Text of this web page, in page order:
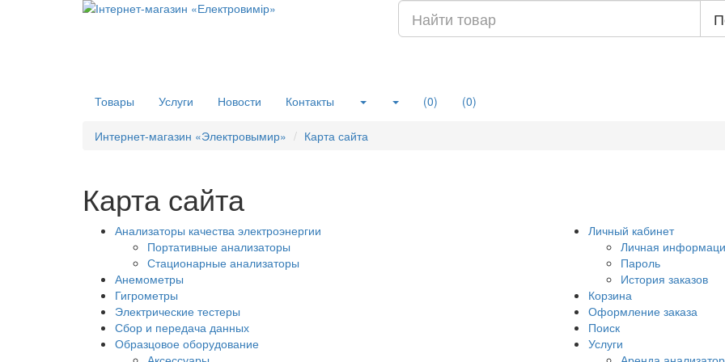
Товары Услуги Новости Контакты (0) (0)
Интернет-магазин «Электровымир» Карта сайта
Карта сайта
Анализаторы качества электроэнергии
Портативные анализаторы
Стационарные анализаторы
Анемометры
Гигрометры
Электрические тестеры
Сбор и передача данных
Образцовое оборудование
Личный кабинет
Личная
Пароль
История заказов
Корзина
Оформление заказа
Поиск
Услуги